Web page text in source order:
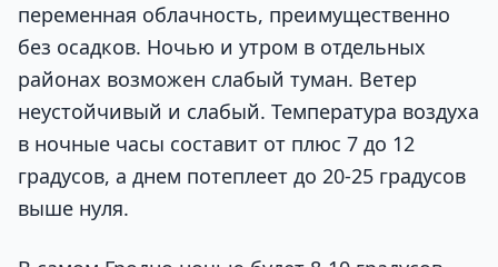
переменная облачность, преимущественно
без осадков. Ночью и утром в отдельных
районах возможен слабый туман. Ветер
неустойчивый и слабый. Температура воздуха
в ночные часы составит от плюс 7 до 12
градусов, а днем потеплеет до 20-25 градусов
выше нуля.